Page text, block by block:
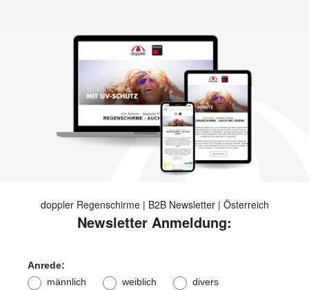
doppler Regenschirme | B2B Newsletter | Österreich
Newsletter Anmeldung:
Anrede:
männlich
weiblich divers